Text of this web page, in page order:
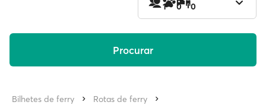
1 0 0
Procurar
Bilhetes de ferry
Rotas de ferry